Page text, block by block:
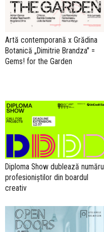
Artă contemporană x Grădina
Botanică „Dimitrie Brandza" =
Gems! for the Garden
Diploma Show dublează numărul
profesioniștilor din boardul
creativ